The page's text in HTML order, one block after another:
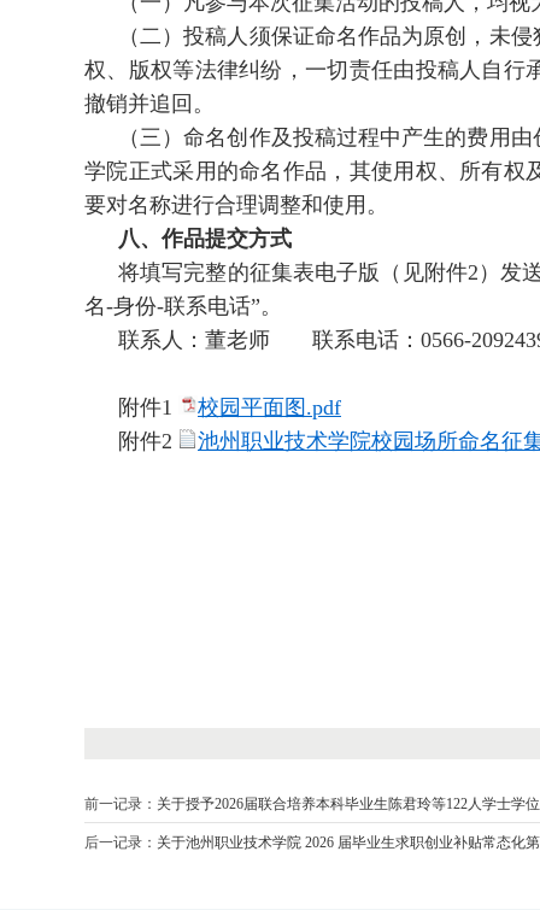
（二）投稿人须保证命名作品为原创，未
权、版权等法律纠纷，一切责任由投稿人自
撤销并追回。
（三）命名创作及投稿过程中产生的费用
学院正式采用的命名作品，其使用权、所有
要对名称进行合理调整和使用。
八、作品提交方式
将填写完整的征集表电子版（见附件2）发
名-身份-联系电话”。
联系人：董老师 联系电话：0566-
附件1 校园平面图 .pdf
附件2
池州职业技术学院校园场所命名征
前一记录： 关于授予2026届联合培养本科毕业生陈君玲等122人学士学
后一记录： 关于池州职业技术学院 2026 届毕业生求职创业补贴常态化